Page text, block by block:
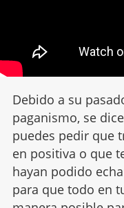
Debido a su
paganismo, se
puedes pedir que
en positiva o que
hayan podido
para que todo en